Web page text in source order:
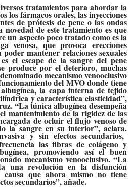
tratamientos para abordar la
los fármacos orales, las inyecciones
de prótesis de pene o las ondas
de este tratamiento es que
un aspecto poco tratado como es la
venosa, que provoca erecciones
mantener relaciones sexuales
el escape de la sangre del pene
produce por el deterioro, muchas
mecanismo venooclusivo
del MVO donde tiene
la capa interna de tejido
y característica elasticidad”,
“La túnica albugínea desempeña
mantenimiento de la rigidez de las
de ocluir el flujo venoso de
la sangre en su interior”, aclara.
y sin efectos secundarios,
las fibras de colágeno y
promoviendo así el buen
mecanismo venooclusivo. “La
una revolución en la disfunción
que ahora mismo no tiene
secundarios”, añade.